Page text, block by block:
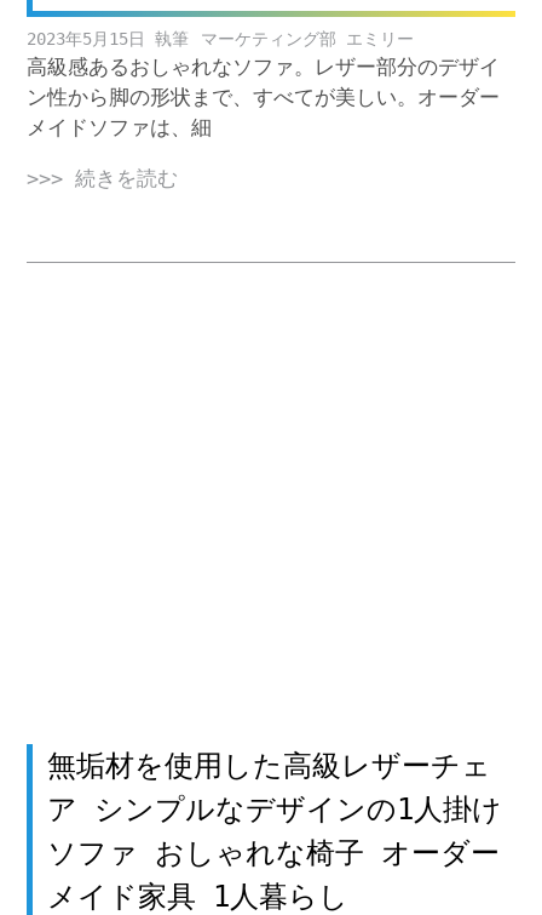
2023年5月15日 マーケティング部 エミリー
高級感あるおしゃれなソファ。レザー部分のデザイ
ン性から脚の形状まで、すべてが美しい。オーダー
メイドソファは、細
>>> 続きを読む
無垢材を使用した高級レザーチェ
ア シンプルなデザインの1人掛け
ソファ おしゃれな椅子 オーダー
メイド家具 1人暮らし